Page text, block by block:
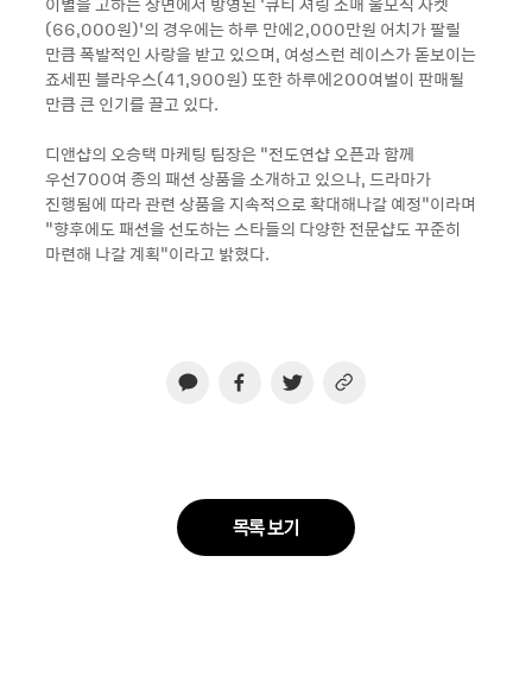
(66,000원)’의 경우에는 하루 만에2,000만원 어치가 팔릴
만큼 폭발적인 사랑을 받고 있으며, 여성스런 레이스가 돋보이는
죠세핀 블라우스(41,900원) 또한 하루에200여벌이 판매될
만큼 큰 인기를 끌고 있다.
디앤샵의 오승택 마케팅 팀장은 “전도연샵 오픈과 함께
우선700여 종의 패션 상품을 소개하고 있으나, 드라마가
진행됨에 따라 관련 상품을 지속적으로 확대해나갈 예정”이라며
“향후에도 패션을 선도하는 스타들의 다양한 전문샵도 꾸준히
마련해 나갈 계획”이라고 밝혔다.
목록 보기